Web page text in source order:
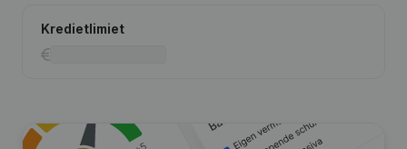
Kredietlimiet